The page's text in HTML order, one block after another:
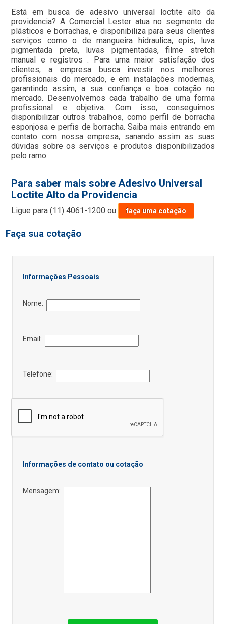
Está em busca de adesivo universal loctite alto da
providencia? A Comercial Lester atua no segmento de
plásticos e borrachas, e disponibiliza para seus clientes
serviços como o de mangueira hidraulica, epis, luva
pigmentada preta, luvas pigmentadas, filme stretch
manual e registros . Para uma maior satisfação dos
clientes, a empresa busca investir nos melhores
profissionais do mercado, e em instalações modernas,
garantindo assim, a sua confiança e boa cotação no
mercado. Desenvolvemos cada trabalho de uma forma
profissional e objetiva. Com isso, conseguimos
disponibilizar outros trabalhos, como perfil de borracha
esponjosa e perfis de borracha. Saiba mais entrando em
contato com nossa empresa, sanando assim as suas
dúvidas sobre os serviços e produtos disponibilizados
pelo ramo.
Para saber mais sobre Adesivo Universal
Loctite Alto da Providencia
Ligue para(11) 4061-1200 ou faça uma cotação
Faça sua cotação
Informações Pessoais
Nome:
Email:
Telefone:
Informações de contato ou cotação
Mensagem: